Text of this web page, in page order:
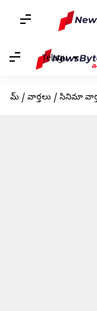
Telugu
హోమ్ / వార్తలు / సినిమా